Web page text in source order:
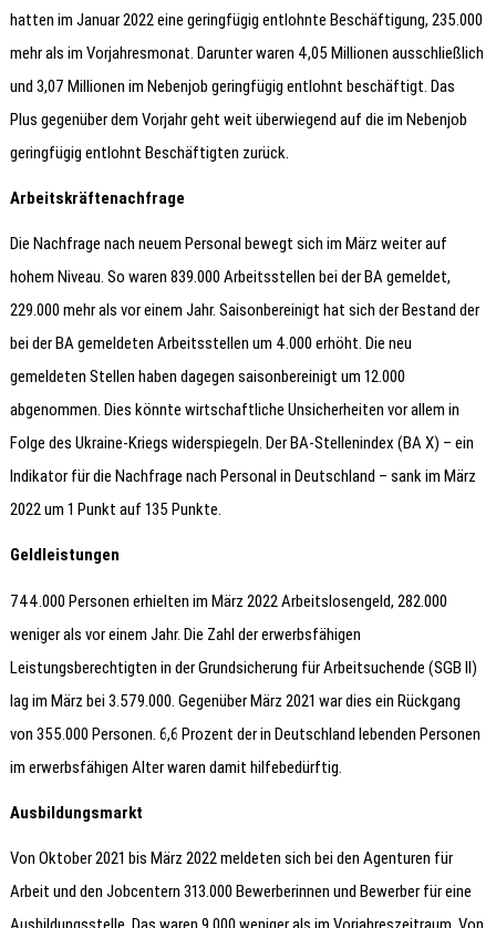
hatten im Januar 2022 eine geringfügig entlohnte Beschäftigung, 235.000
mehr als im Vorjahresmonat. Darunter waren 4,05 Millionen ausschließlich
und 3,07 Millionen im Nebenjob geringfügig entlohnt beschäftigt. Das
Plus gegenüber dem Vorjahr geht weit überwiegend auf die im Nebenjob
geringfügig entlohnt Beschäftigten zurück.
Arbeitskräftenachfrage
Die Nachfrage nach neuem Personal bewegt sich im März weiter auf
hohem Niveau. So waren 839.000 Arbeitsstellen bei der BA gemeldet,
229.000 mehr als vor einem Jahr. Saisonbereinigt hat sich der Bestand der
bei der BA gemeldeten Arbeitsstellen um 4.000 erhöht. Die neu
gemeldeten Stellen haben dagegen saisonbereinigt um 12.000
abgenommen. Dies könnte wirtschaftliche Unsicherheiten vor allem in
Folge des Ukraine-Kriegs widerspiegeln. Der BA-Stellenindex (BA X) – ein
Indikator für die Nachfrage nach Personal in Deutschland – sank im März
2022 um 1 Punkt auf 135 Punkte.
Geldleistungen
744.000 Personen erhielten im März 2022 Arbeitslosengeld, 282.000
weniger als vor einem Jahr. Die Zahl der erwerbsfähigen
Leistungsberechtigten in der Grundsicherung für Arbeitsuchende (SGB II)
lag im März bei 3.579.000. Gegenüber März 2021 war dies ein Rückgang
von 355.000 Personen. 6,6 Prozent der in Deutschland lebenden Personen
im erwerbsfähigen Alter waren damit hilfebedürftig.
Ausbildungsmarkt
Von Oktober 2021 bis März 2022 meldeten sich bei den Agenturen für
Arbeit und den Jobcentern 313.000 Bewerberinnen und Bewerber für eine